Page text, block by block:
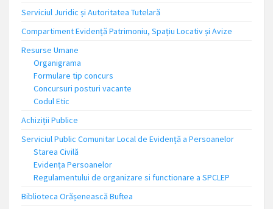
Serviciul Juridic și Autoritatea Tutelară
Compartiment Evidență Patrimoniu, Spațiu Locativ și Avize
Resurse Umane
Organigrama
Formulare tip concurs
Concursuri posturi vacante
Codul Etic
Achiziții Publice
Serviciul Public Comunitar Local de Evidență a Persoanelor
Starea Civilă
Evidența Persoanelor
Regulamentului de organizare si functionare a SPCLEP
Biblioteca Orășenească Buftea